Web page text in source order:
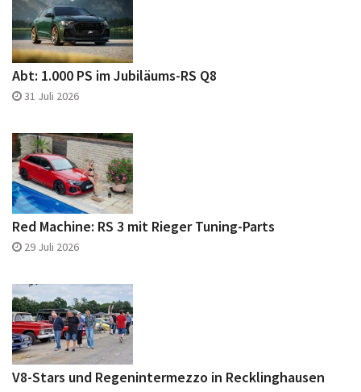
Abt: 1.000 PS im Jubiläums-RS Q8
31 Juli 2026
Red Machine: RS 3 mit Rieger Tuning-Parts
29 Juli 2026
V8-Stars und Regenintermezzo in Recklinghausen